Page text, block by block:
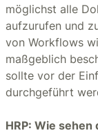
möglichst alle
aufzurufen und
von Workflows
maßgeblich
sollte vor der
durchgeführt
HRP: Wie